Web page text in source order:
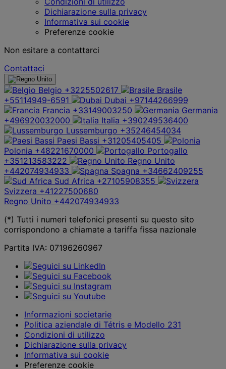
Dichiarazione sulla privacy
Informativa sui cookie
Preferenze cookie
Non esitare a contattarci
Contattaci
Belgio +3225502617
Brasile
+55114949-6591
Dubai +97144266999
Francia +33149003250
Germania
+496920032000
Italia +390249536400
Lussemburgo +35246454034
Paesi Bassi +31205405405
Polonia +48221670000
Portogallo
+351213583222
Regno Unito
+442074934933
Spagna +34662409255
Sud Africa +27105908355
Svizzera +41227500680
Regno Unito +442074934933
(*) Tutti i numeri telefonici presenti su questo sito
corrispondono a chiamate a tariffa fissa nazionale
Partita IVA: 07196260967
Informazioni societarie
Politica aziendale di Tétris e Modello 231
Condizioni di utilizzo
Dichiarazione sulla privacy
Informativa sui cookie
Preferenze cookie